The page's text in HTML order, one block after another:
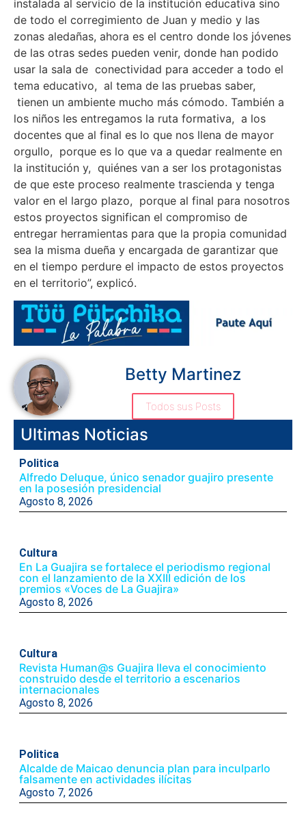
instalada al servicio de la institución educativa sino
de todo el corregimiento de Juan y medio y las
zonas aledañas, ahora es el centro donde los jóvenes
de las otras sedes pueden venir, donde han podido
usar la sala de conectividad para acceder a todo el
tema educativo, al tema de las pruebas saber,
tienen un ambiente mucho más cómodo. También a
los niños les entregamos la ruta formativa, a los
docentes que al final es lo que nos llena de mayor
orgullo, porque es lo que va a quedar realmente en
la institución y, quiénes van a ser los protagonistas
de que este proceso realmente trascienda y tenga
valor en el largo plazo, porque al final para nosotros
estos proyectos significan el compromiso de
entregar herramientas para que la propia comunidad
sea la misma dueña y encargada de garantizar que
en el tiempo perdure el impacto de estos proyectos
en el territorio”, explicó.
Betty Martinez
Todos sus Posts
Ultimas Noticias
Politica
Alfredo Deluque, único senador guajiro presente
en la posesión presidencial
Agosto 8, 2026
Cultura
En La Guajira se fortalece el periodismo regional
con el lanzamiento de la XXIII edición de los
premios «Voces de La Guajira»
Agosto 8, 2026
Cultura
Revista Human@s Guajira lleva el conocimiento
construido desde el territorio a escenarios
internacionales
Agosto 8, 2026
Politica
Alcalde de Maicao denuncia plan para inculparlo
falsamente en actividades ilícitas
Agosto 7, 2026